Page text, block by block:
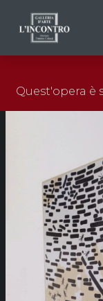
NEWS ED
CONTATTI
Quest'opera è